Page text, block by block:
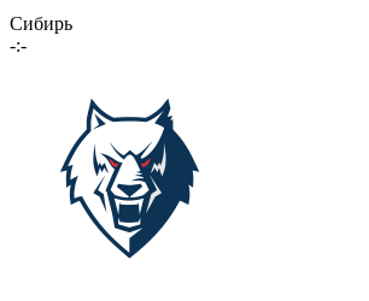
Сибирь
-:-